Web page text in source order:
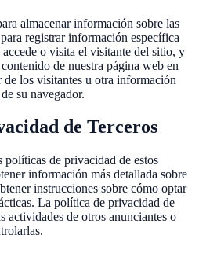
almacenar información sobre las
registrar información específica
o visita el visitante del sitio, y
de nuestra página web en
los visitantes u otra información
su navegador.
de Terceros
políticas de privacidad de estos
información más detallada sobre
instrucciones sobre cómo optar
La política de privacidad de
actividades de otros anunciantes o